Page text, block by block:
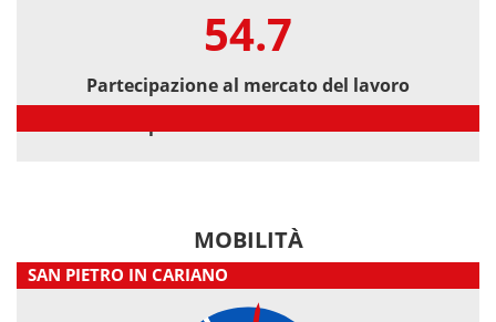
54.7
Partecipazione al mercato del lavoro
MOBILITÀ
SAN PIETRO IN CARIANO